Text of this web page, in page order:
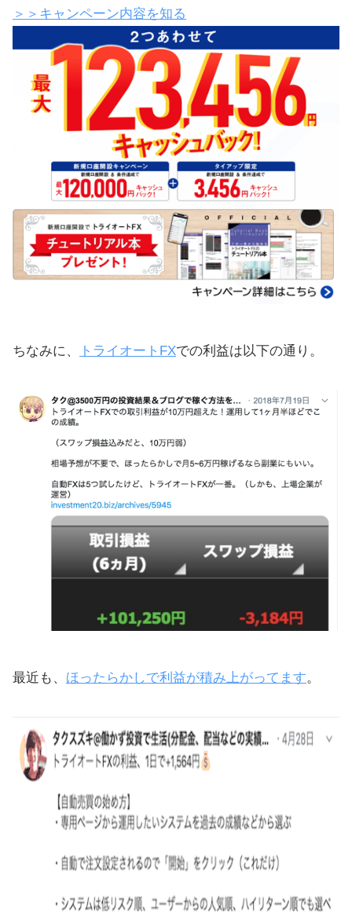
＞＞キャンペーン内容を知る
ちなみに、 トライオートFXでの利益は以下の通り。
最近も、 ほったらかしで利益が積み上がってます。